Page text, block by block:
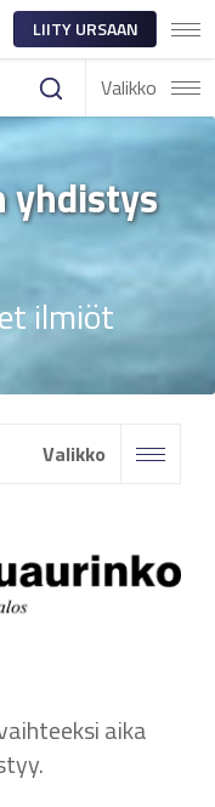
LIITY URSAAN
Valikko
yhdistys
ilmiöt
Valikko
aika